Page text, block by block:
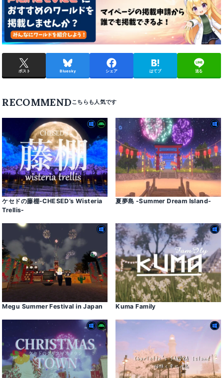
ポスト Bluesky シェア はてブ 送る
RECOMMEND
ケセドの藤棚-CHESED’s Wisteria
Trellis-
夏夢島 -Summer Dream Island-
Megu Summer Festival in Japan Kuma Family